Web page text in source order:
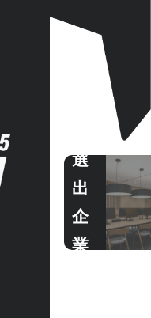
選
出
企
業